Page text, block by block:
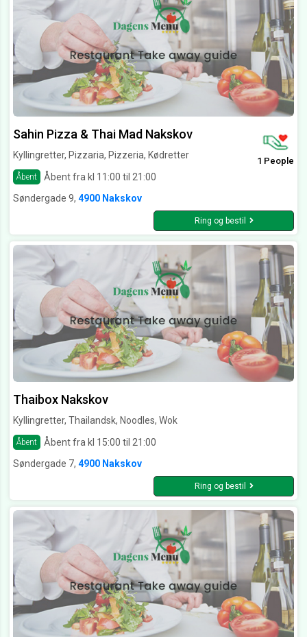
Sahin Pizza & Thai Mad Nakskov
Kyllingretter, Pizzaria, Pizzeria, Kødretter
Åbent Åbent fra kl 11:00 til 21:00
1 People
Søndergade 9, 4900 Nakskov
Ring og bestil
Thaibox Nakskov
Kyllingretter, Thailandsk, Noodles, Wok
Åbent
Åbent fra kl 15:00 til 21:00
Søndergade 7, 4900 Nakskov
Ring og bestil